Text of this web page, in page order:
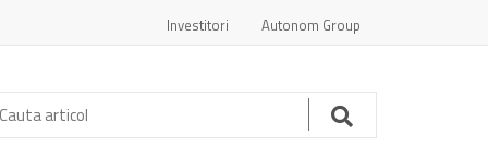
Investitori Autonom Group
Cauta